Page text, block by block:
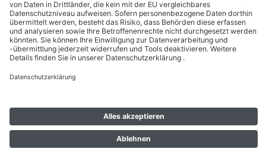
Zahlungsarten
Schnelle Lieferung
Versandkostenfrei ab 50€